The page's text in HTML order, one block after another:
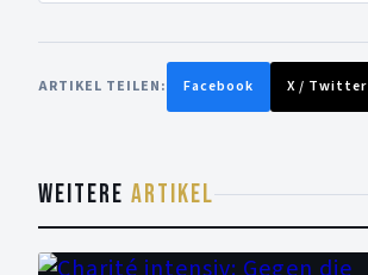
ARTIKEL TEILEN: Facebook X / Twitter
WEITERE ARTIKEL